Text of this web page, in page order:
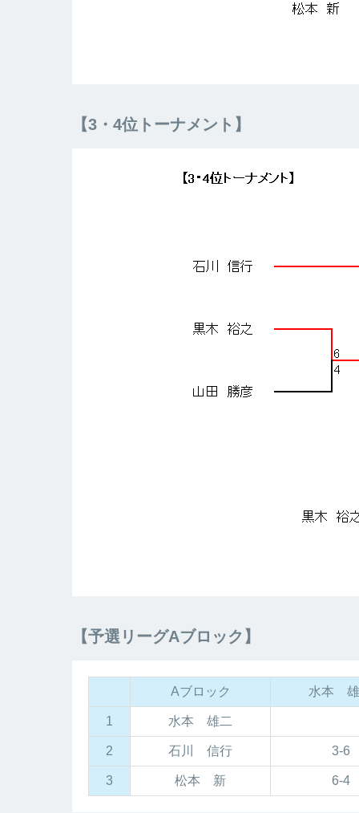
【3・4位トーナメント】
【予選リーグAブロック】
Aブロック 水本
1 水本 雄二
2 石川 信行 3-6
3 松本 新 6-4